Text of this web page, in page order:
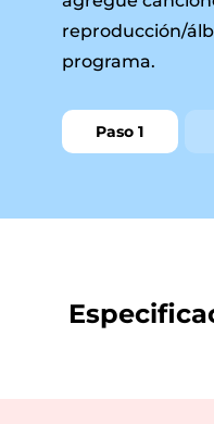
reproducción/
programa.
Paso 1